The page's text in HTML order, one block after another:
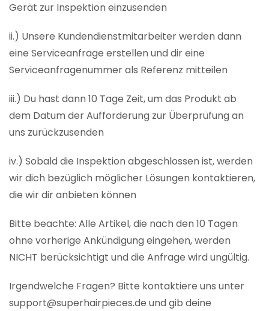
Gerät zur Inspektion einzusenden
ii.) Unsere Kundendienstmitarbeiter werden dann
eine Serviceanfrage erstellen und dir eine
Serviceanfragenummer als Referenz mitteilen
iii.) Du hast dann 10 Tage Zeit, um das Produkt ab
dem Datum der Aufforderung zur Überprüfung an
uns zurückzusenden
iv.) Sobald die Inspektion abgeschlossen ist, werden
wir dich bezüglich möglicher Lösungen kontaktieren,
die wir dir anbieten können
Bitte beachte: Alle Artikel, die nach den 10 Tagen
ohne vorherige Ankündigung eingehen, werden
NICHT berücksichtigt und die Anfrage wird ungültig.
Irgendwelche Fragen? Bitte kontaktiere uns unter
support@superhairpieces.de und gib deine